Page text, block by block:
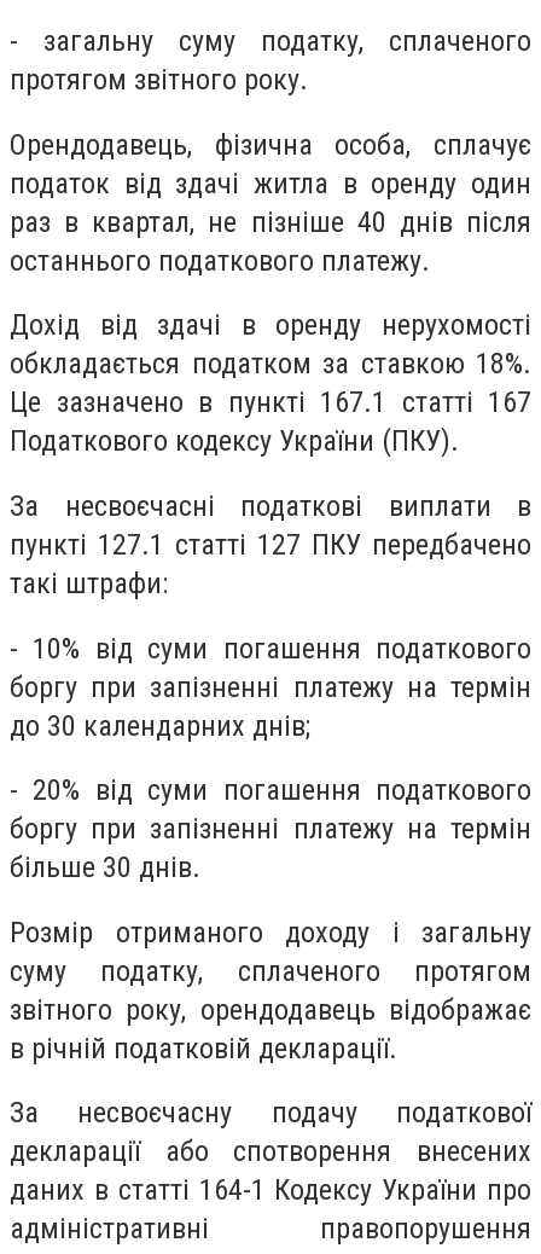
- загальну суму податку, сплаченого
протягом звітного року.
Орендодавець, фізична особа, сплачує
податок від здачі житла в оренду один
раз в квартал, не пізніше 40 днів після
останнього податкового платежу.
Дохід від здачі в оренду нерухомості
обкладається податком за ставкою 18%.
Це зазначено в пункті 167.1 статті 167
Податкового кодексу України (ПКУ).
За несвоєчасні податкові виплати в
пункті 127.1 статті 127 ПКУ передбачено
такі штрафи:
- 10% від суми погашення податкового
боргу при запізненні платежу на термін
до 30 календарних днів;
- 20% від суми погашення податкового
боргу при запізненні платежу на термін
більше 30 днів.
Розмір отриманого доходу і загальну
суму податку, сплаченого протягом
звітного року, орендодавець відображає
в річній податковій декларації.
За несвоєчасну подачу податкової
декларації або спотворення внесених
даних в статті 164-1 Кодексу України про
адміністративні правопорушення